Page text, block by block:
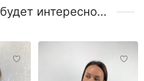
интересно…